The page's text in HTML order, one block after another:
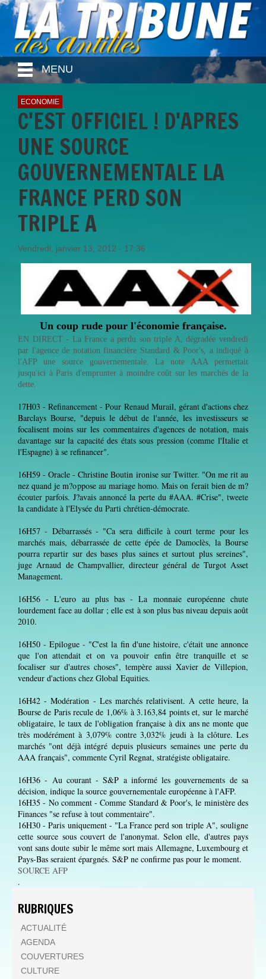
MENU
ECONOMIE
C'EST OFFICIEL ! D'APRES
UNE SOURCE
GOUVERNEMENTALE LA
FRANCE PERD SON
TRIPLE A
Vendredi, janvier 13, 2012 - 17:36
Un coup rude pour l'économie française.
EN DIRECT - La France a perdu son triple A, dégradée vendredi
par l'agence de notation financière Standard & Poor's, a indiqué à
l'AFP une source gouvernementale. La note AAA permettait
jusqu'ici à Paris d'emprunter à moindre coût sur les marchés de la
dette.
17H03 - Refinancement - Pour Renaud Murail, gérant d'actions chez
Barclays Bourse, "depuis le début de l'année, les investisseurs se
focalisent moins sur les commentaires d'agences de notation, mais
davantage sur la capacité des états sous pression (comme l'Italie et
l'Espagne) à se refinancer".
16H59 - Oracle - Christine Boutin ironise sur Twitter. "On me rit au
nez quand je m?oppose au mariage homo. Mais on ferait bien de m?
écouter parfois. J?avais annoncé la perte du #AAA. #Crise", tweete
la candidate à l'Elysée du Parti chrétien-démocrate.
16H57 - Débarrassés - "Ca sera difficile à court terme pour les
marchés mais, débarrassée de cette épée de Damoclès, la Bourse
pourra repartir sur des bases plus saines et surtout plus sereines",
juge Arnaud de Champvallier, directeur général de Turgot Asset
Management.
16H56 - L'euro au plus bas - La monnaie européenne chute
lourdement face au dollar ; elle est à son plus bas niveau depuis août
2010.
16H50 - Epilogue - "C'est la fin d'une histoire, c'était une annonce
que l'on attendait et on va pouvoir enfin être tranquille et se
focaliser sur d'autres choses", tempère aussi Xavier de Villepion,
vendeur d'actions chez Global Equities.
16H42 - Modération - Les marchés relativisent. A cette heure, la
Bourse de Paris recule de 1,06% à 3.163,84 points et, sur le marché
obligataire, le taux de l'obligation française à dix ans ne monte que
très modérément à 3,079% contre 3,032% jeudi à la clôture. Les
marchés "ont déjà intégré depuis plusieurs semaines une perte du
AAA français", commente Cyril Regnat, stratégiste obligataire.
16H36 - Au courant - S&P a informé les gouvernements de sa
décision, indique la source gouvernementale européenne à l'AFP.
16H35 - No comment - Comme Standard & Poor's, le ministère des
Finances "se refuse à tout commentaire".
16H30 - Paris uniquement - "La France perd son triple A", souligne
cette source sous couvert de l'anonymat. Selon elle, d'autres pays
vont sans doute subir le même sort mais Allemagne, Luxembourg et
Pays-Bas seraient épargnés. S&P ne confirme pas pour le moment.
SOURCE AFP
.
RUBRIQUES
ACTUALITÉ
AGENDA
COUVERTURES
CULTURE